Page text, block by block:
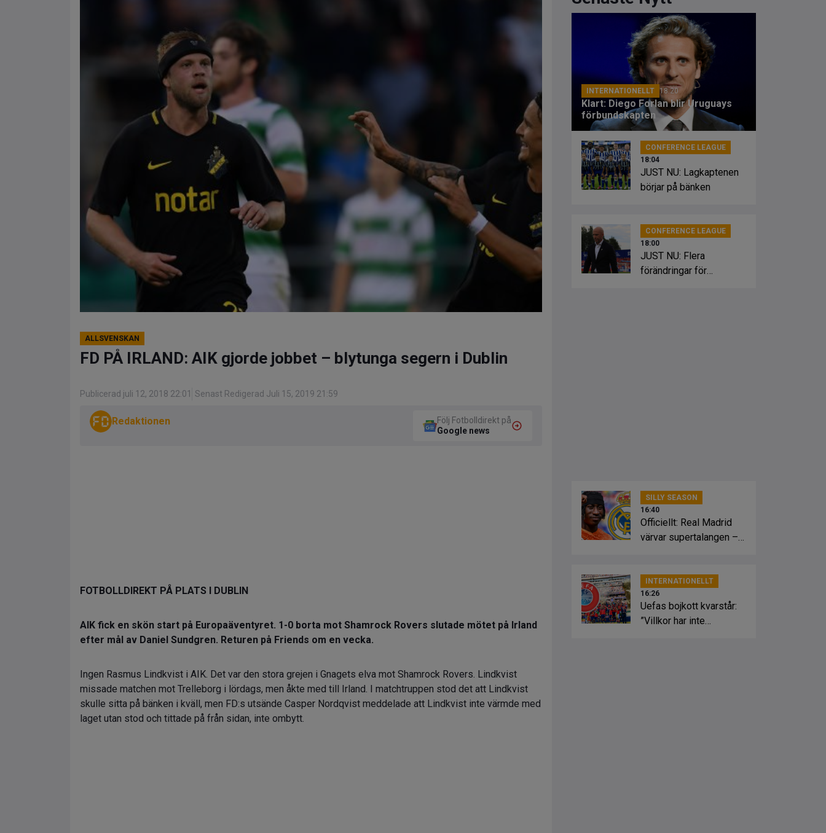
ALLSVENSKAN
FD PÅ IRLAND: AIK gjorde jobbet – blytunga segern i Dublin
Publicerad juli 12, 2018 22:01 Senast Redigerad Juli 15, 2019 21:59
Redaktionen
Följ Fotbolldirekt på
Google news
FOTBOLLDIREKT PÅ PLATS I DUBLIN
AIK fick en skön start på Europaäventyret. 1-0 borta mot Shamrock Rovers slutade mötet på Irland
efter mål av Daniel Sundgren. Returen på Friends om en vecka.
Ingen Rasmus Lindkvist i AIK. Det var den stora grejen i Gnagets elva mot Shamrock Rovers. Lindkvist
missade matchen mot Trelleborg i lördags, men åkte med till Irland. I matchtruppen stod det att Lindkvist
skulle sitta på bänken i kväll, men FD:s utsände Casper Nordqvist meddelade att Lindkvist inte värmde med
laget utan stod och tittade på från sidan, inte ombytt.
INTERNATIONELLT 18:20
Klart: Diego Forlan blir Uruguays
förbundskapten
CONFERENCE LEAGUE
18:04
JUST NU: Lagkaptenen
börjar på bänken
CONFERENCE LEAGUE
18:00
JUST NU: Flera
förändringar för
SILLY SEASON
16:40
Officiellt: Real Madrid
värvar supertalangen –
INTERNATIONELLT
16:26
Uefas bojkott kvarstår:
”Villkor har inte